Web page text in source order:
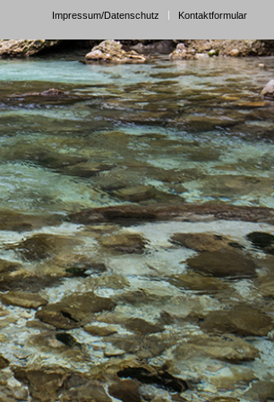
Impressum/Datenschutz Kontaktformular